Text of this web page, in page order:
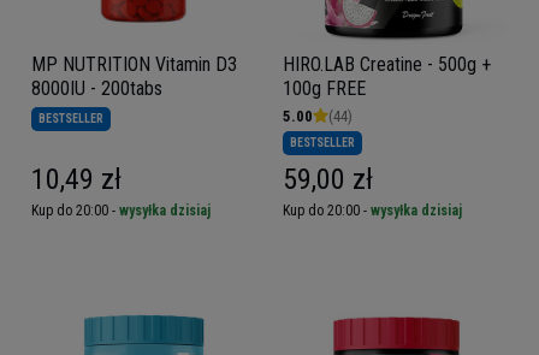
MP NUTRITION Vitamin D3
8000IU - 200tabs
BESTSELLER
10,49 zł
Kup do 20:00 - wysyłka dzisiaj
HIRO.LAB Creatine - 500g +
100g FREE
5.00 (44)
BESTSELLER
59,00 zł
Kup do 20:00 - wysyłka dzisiaj